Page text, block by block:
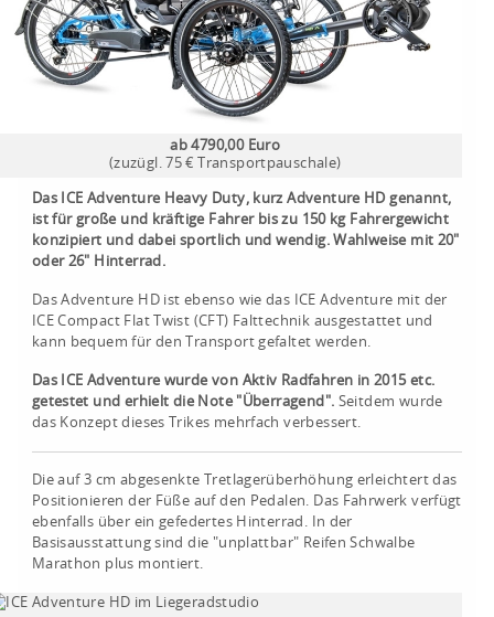
ab 4790,00 Euro
(zuzügl. 75 € Transportpauschale)
Das ICE Adventure Heavy Duty, kurz Adventure HD genannt,
ist für große und kräftige Fahrer bis zu 150 kg Fahrergewicht
konzipiert und dabei sportlich und wendig.Wahlweise mit 20"
oder 26" Hinterrad.
Das Adventure HD ist ebenso wie das ICE Adventure mit der
ICE Compact Flat Twist (CFT) Falttechnik ausgestattet und
kann bequem für den Transport gefaltet werden.
Das ICE Adventure wurde von Aktiv Radfahren in 2015 etc.
getestet und erhielt die Note "Überragend". Seitdem wurde
das Konzept dieses Trikes mehrfach verbessert.
Die auf 3 cm abgesenkte Tretlagerüberhöhung erleichtert das
Positionieren der Füße auf den Pedalen. Das Fahrwerk verfügt
ebenfalls über ein gefedertes Hinterrad. In der
Basisausstattung sind die "unplattbar" Reifen Schwalbe
Marathon plus montiert.